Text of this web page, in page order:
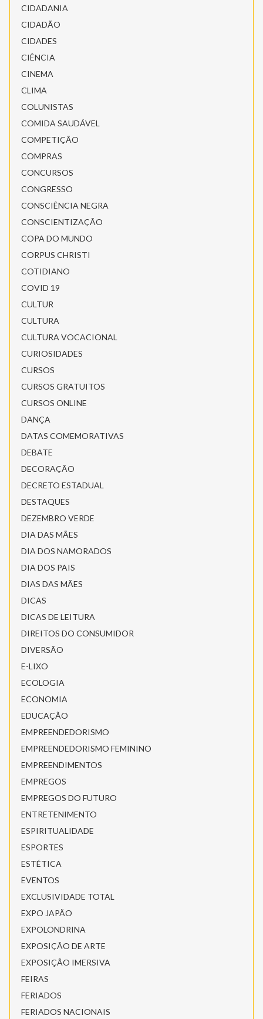
CIDADANIA
CIDADÃO
CIDADES
CIÊNCIA
CINEMA
CLIMA
COLUNISTAS
COMIDA SAUDÁVEL
COMPETIÇÃO
COMPRAS
CONCURSOS
CONGRESSO
CONSCIÊNCIA NEGRA
CONSCIENTIZAÇÃO
COPA DO MUNDO
CORPUS CHRISTI
COTIDIANO
COVID 19
CULTUR
CULTURA
CULTURA VOCACIONAL
CURIOSIDADES
CURSOS
CURSOS GRATUITOS
CURSOS ONLINE
DANÇA
DATAS COMEMORATIVAS
DEBATE
DECORAÇÃO
DECRETO ESTADUAL
DESTAQUES
DEZEMBRO VERDE
DIA DAS MÃES
DIA DOS NAMORADOS
DIA DOS PAIS
DIAS DAS MÃES
DICAS
DICAS DE LEITURA
DIREITOS DO CONSUMIDOR
DIVERSÃO
E-LIXO
ECOLOGIA
ECONOMIA
EDUCAÇÃO
EMPREENDEDORISMO
EMPREENDEDORISMO FEMININO
EMPREENDIMENTOS
EMPREGOS
EMPREGOS DO FUTURO
ENTRETENIMENTO
ESPIRITUALIDADE
ESPORTES
ESTÉTICA
EVENTOS
EXCLUSIVIDADE TOTAL
EXPO JAPÃO
EXPOLONDRINA
EXPOSIÇÃO DE ARTE
EXPOSIÇÃO IMERSIVA
FEIRAS
FERIADOS
FERIADOS NACIONAIS